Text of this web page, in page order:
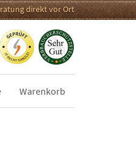
direkt vor Ort
Warenkorb